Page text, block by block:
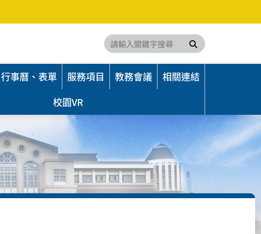
搜尋
行事曆、表單 服務項目 教務會議
相關連結
校園VR